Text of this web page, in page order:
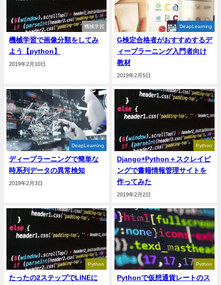
機械学習
機械学習で画像分類をしてみ
よう【python】
2019年2月10日
DeapLearning
G検定合格者がおすすめするデ
ィープラーニング入門者向け
教材
2019年2月5日
DeapLearning
ディープラーニングで簡単な
時系列データの異常検知
2019年2月3日
Python
Django+Python＋スクレイピ
ングで書籍情報管理サイトを
作ってみた
2019年2月2日
Python
たったの2ステップでLINEに
Python
Pythonで仮想通貨レートのス